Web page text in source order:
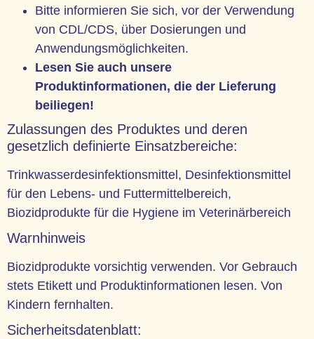
Bitte informieren Sie sich, vor der Verwendung
von CDL/CDS, über Dosierungen und
Anwendungsmöglichkeiten.
Lesen Sie auch unsere
Produktinformationen, die der Lieferung
beiliegen!
Zulassungen des Produktes und deren
gesetzlich definierte Einsatzbereiche:
Trinkwasserdesinfektionsmittel, Desinfektionsmittel
für den Lebens- und Futtermittelbereich,
Biozidprodukte für die Hygiene im Veterinärbereich
Warnhinweis
Biozidprodukte vorsichtig verwenden. Vor Gebrauch
stets Etikett und Produktinformationen lesen. Von
Kindern fernhalten.
Sicherheitsdatenblatt: